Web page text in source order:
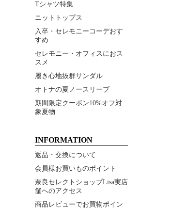
Tシャツ特集
ニットトップス
入卒・セレモニーコーデおす
すめ
セレモニー・オフィスにおス
スメ
履き心地抜群サンダル
オトナの夏ノースリーブ
期間限定クーポン10%オフ対
象夏物
INFORMATION
返品・交換について
会員様お買いものポイント
奈良セレクトショップLisa実店
舗へのアクセス
商品レビューでお買物ポイン